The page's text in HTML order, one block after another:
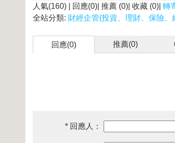
人氣(160) | 回應(0)| 推薦 (0)| 收藏 (0)| 轉
全站分類: 財經企管(投資、理財、保險
回應(0) 推薦(0)
* 回應人：